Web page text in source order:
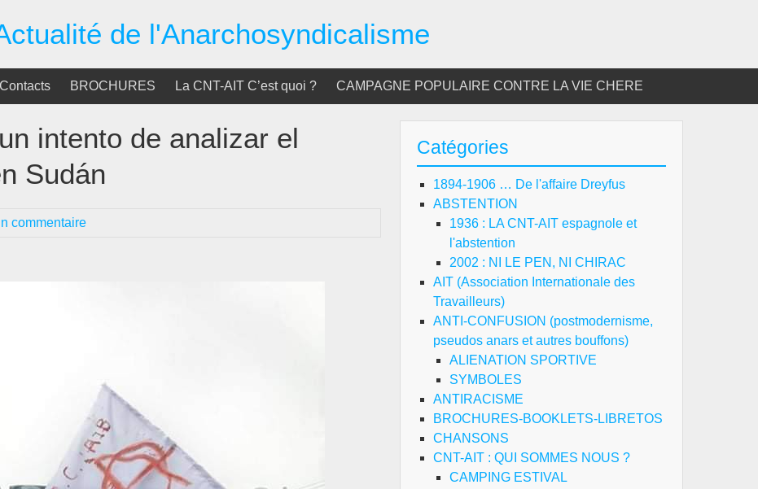
de l'Anarchosyndicalisme
Contacts BROCHURES La CNT-AIT C’est quoi ? CAMPAGNE POPULAIRE CONTRE LA VIE CHERE
intento de analizar el
Sudán
commentaire
Catégories
1894-1906 … De l'affaire Dreyfus
ABSTENTION
1936 : LA CNT-AIT espagnole et
l'abstention
2002 : NI LE PEN, NI CHIRAC
AIT (Association Internationale des
Travailleurs)
ANTI-CONFUSION (postmodernisme,
pseudos anars et autres bouffons)
ALIENATION SPORTIVE
SYMBOLES
ANTIRACISME
BROCHURES-BOOKLETS-LIBRETOS
CHANSONS
CNT-AIT : QUI SOMMES NOUS ?
CAMPING ESTIVAL